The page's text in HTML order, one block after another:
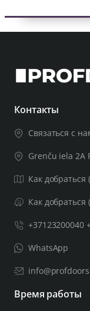
розетками
толщиной 7 мм;
– 2 шт. винты М4
ключ на 3 мм;
44 мм, вам
установки
толщину
вам, сможем ли
двери
Контакты
Связаться с
Grenču iela 2A
Как добраться
Как добраться
+37123200040
WhatsApp
Время работы